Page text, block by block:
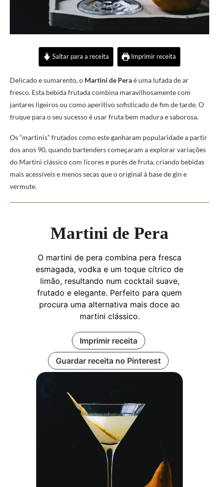
Saltar para a receita Imprimir receita
Delicado e sumarento, o Martini de Peraé uma lufada de ar
fresco. Esta bebida frutada combina maravilhosamente com
jantares ligeiros ou como aperitivo sofisticado de fim de tarde. O
truque para o seu sucesso é usar fruta bem madura e saborosa.
Os “martinis” frutados como este ganharam popularidade a partir
dos anos 90, quando bartenders começaram a explorar variações
do Martini clássico com licores e purés de fruta, criando bebidas
mais acessíveis e menos secas que o original à base de gin e
vermute.
Martini de Pera
O martini de pera combina pera fresca
esmagada, vodka e um toque cítrico de
limão, resultando num cocktail suave,
frutado e elegante. Perfeito para quem
procura uma alternativa mais doce ao
martini clássico.
Imprimir receita
Guardar receita no Pinterest